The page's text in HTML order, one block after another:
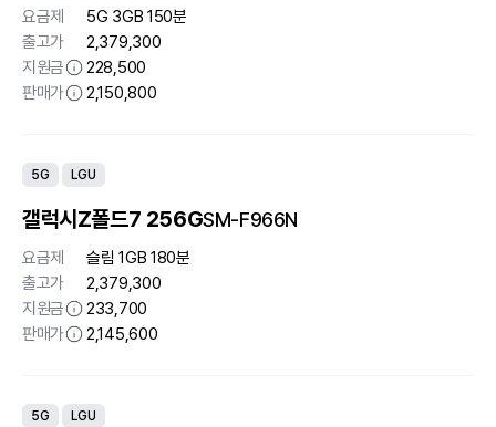
요금제
5G 3GB 150분
출고가
2,379,300
지원금
228,500
판매가
2,150,800
5G LGU
갤럭시Z폴드7 256GSM-F966N
요금제
슬림 1GB 180분
출고가
2,379,300
지원금
233,700
판매가
2,145,600
5G LGU